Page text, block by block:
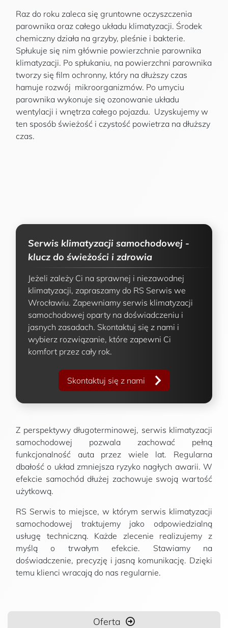
Raz do roku zaleca się gruntowne oczyszczenia
parownika oraz całego układu klimatyzacji. Środek
chemiczny działa na grzyby, pleśnie i bakterie.
Spłukuje się nim głównie powierzchnie parownika
klimatyzacji. Po spłukaniu, na powierzchni parownika
tworzy się film ochronny, który na dłuższy czas
hamuje rozwój mikroorganizmów. Po umyciu
parownika wykonuje się ozonowanie układu
wentylacji i wnętrza całego pojazdu. Uzyskujemy w
ten sposób świeżość i czystość powietrza na dłuższy
czas.
Serwis klimatyzacji samochodowej -
klucz do świeżości i zdrowia
Jeżeli zależy Ci na sprawnej i niezawodnej
klimatyzacji, zapraszamy do RS Serwis we
Wrocławiu. Zapewniamy serwis klimatyzacji
samochodowej oparty na doświadczeniu i
jasnych zasadach. Skontaktuj się z nami i
wybierz rozwiązanie, które zapewni Ci
komfort przez cały rok.
Skontaktuj się z nami
Z perspektywy długoterminowej, serwis klimatyzacji
samochodowej pozwala zachować pełną
funkcjonalność auta przez wiele lat. Regularna
dbałość o układ zmniejsza ryzyko nagłych awarii. W
efekcie samochód dłużej zachowuje swoją wartość
użytkową.
RS Serwis to miejsce, w którym serwis klimatyzacji
samochodowej traktujemy jako odpowiedzialną
usługę techniczną. Każde zlecenie realizujemy z
myślą o trwałym efekcie. Stawiamy na
doświadczenie, precyzję i jasną komunikację. Dzięki
temu klienci wracają do nas regularnie.
Oferta